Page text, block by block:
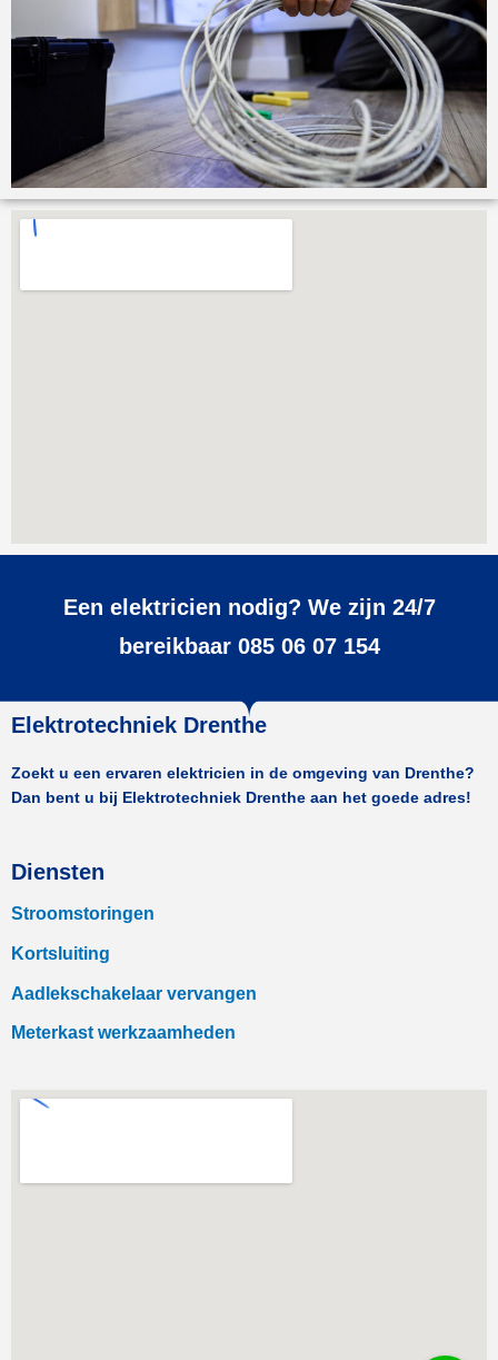
Een elektricien nodig? We zijn 24/7
bereikbaar 085 06 07 154
Elektrotechniek Drenthe
Zoekt u een ervaren elektricien in de omgeving van Drenthe?
Dan bent u bij Elektrotechniek Drenthe aan het goede adres!
Diensten
Stroomstoringen
Kortsluiting
Aadlekschakelaar vervangen
Meterkast werkzaamheden